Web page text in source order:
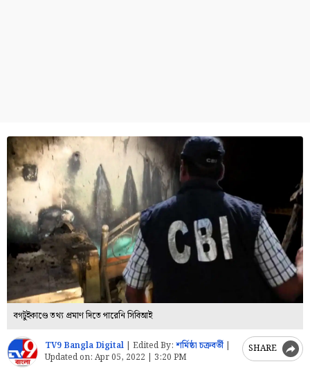
বগটুইকাণ্ডে তথ্য প্রমাণ দিতে পারেনি সিবিআই
TV9 Bangla Digital Edited By: শর্মিষ্ঠা চক্রবর্তী
Updated on: Apr 05, 2022 | 3:20 PM
SHARE